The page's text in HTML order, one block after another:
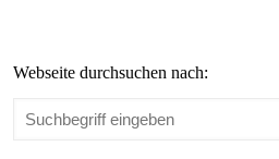
Webseite durchsuchen nach: